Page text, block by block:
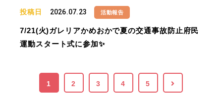
投稿日 2026.07.23 活動報告
7/21(火)ガレリアかめおかで夏の交通事故防止府民
運動スタート式に参加✨
1 2 3 4 5